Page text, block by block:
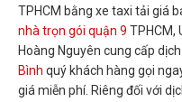
TPHCM bằng xe taxi tải giá
nhà trọn gói quận 9 TPHCM,
Hoàng Nguyên cung cấp
Bình quý khách hàng gọi
giá miễn phí. Riêng đối với